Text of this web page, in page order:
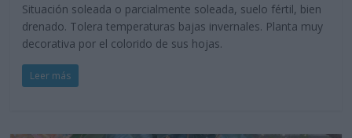
Situación soleada o parcialmente soleada, suelo fértil, bien
drenado. Tolera temperaturas bajas invernales. Planta muy
decorativa por el colorido de sus hojas.
Leer más